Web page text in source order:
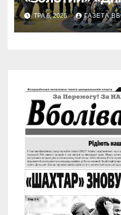
ТРА 6, 2026 ГАЗЕТА